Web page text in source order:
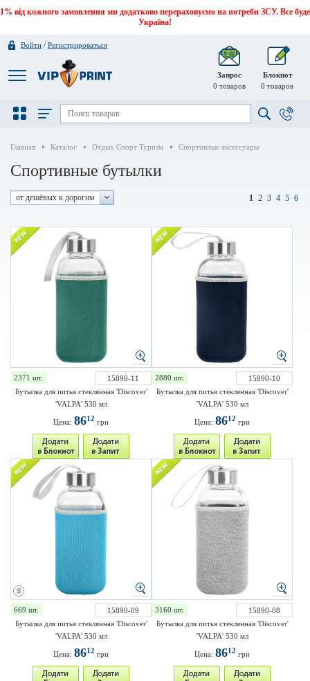
1% від кожного замовлення ми додатково перераховуємо на потреби ЗСУ. Все буде
Україна!
Войти /Регистрироваться
Запрос
0 товаров
Блокнот
0 товаров
Главная Каталог Отдых Спорт Туризм Спортивные аксессуары
Спортивные бутылки
от дешёвых к дорогим 1 2 3 4 5 6
2371 шт.
15890-11
Бутылка для питья стеклянная 'Discover'
'VALPA' 530 мл
Цена: 8612 грн
2880 шт.
15890-10
Бутылка для питья стеклянная 'Discover'
'VALPA' 530 мл
Цена: 8612 грн
669 шт.
15890-09
Бутылка для питья стеклянная 'Discover'
'VALPA' 530 мл
Цена: 8612 грн
3160 шт.
15890-08
Бутылка для питья стеклянная 'Discover'
'VALPA' 530 мл
Цена: 8612 грн